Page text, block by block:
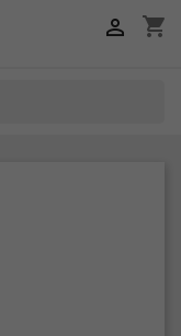
shopping_cart
